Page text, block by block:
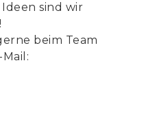
sind wir
beim Team